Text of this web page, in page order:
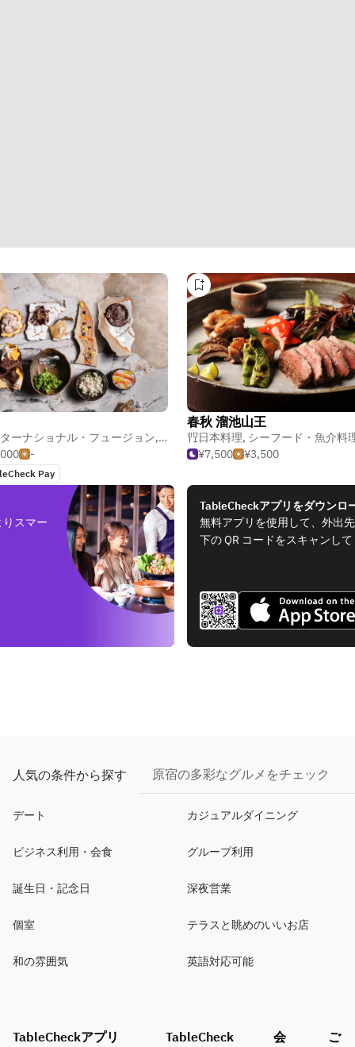
ーナショナル・フュージョン, 創作料理
-
Pay
春秋 溜池山王
日本料理, シーフード・魚介料
¥7,500
¥3,500
スマー
TableCheckアプリをダウンロ
無料アプリを使用して、外出
下の QR コードをスキャンし
人気の条件から探す 原宿の多彩なグルメをチェック
デート カジュアルダイニング
ビジネス利用・会食 グループ利用
誕生日・記念日 深夜営業
個室 テラスと眺めのいいお店
和の雰囲気 英語対応可能
TableCheckアプリ TableCheck
会
ご